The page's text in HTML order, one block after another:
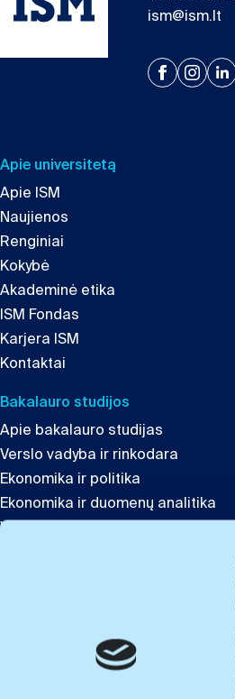
ism@ism.lt
Apie universitetą
Apie ISM
Naujienos
Renginiai
Kokybė
Akademinė etika
ISM Fondas
Karjera ISM
Kontaktai
Bakalauro studijos
Apie bakalauro studijas
Verslo vadyba ir rinkodara
Ekonomika ir politika
Ekonomika ir duomenų analitika
Verslumas ir inovacijos
Tarptautinis verslas ir
Švietimo Lyderystė
ISM Summer University in the